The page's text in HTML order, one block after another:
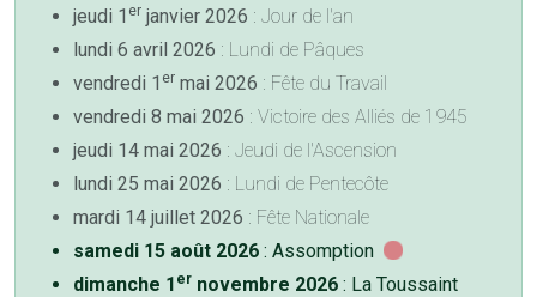
jeudi 1 er janvier 2026 : Jour de l'an
lundi 6 avril 2026 : Lundi de Pâques
vendredi 1 er mai 2026 : Fête du Travail
vendredi 8 mai 2026 : Victoire des Alliés de 1945
jeudi 14 mai 2026 : Jeudi de l'Ascension
lundi 25 mai 2026 : Lundi de Pentecôte
mardi 14 juillet 2026 : Fête Nationale
samedi 15 août 2026 : Assomption
dimanche 1 er novembre 2026 : La Toussaint